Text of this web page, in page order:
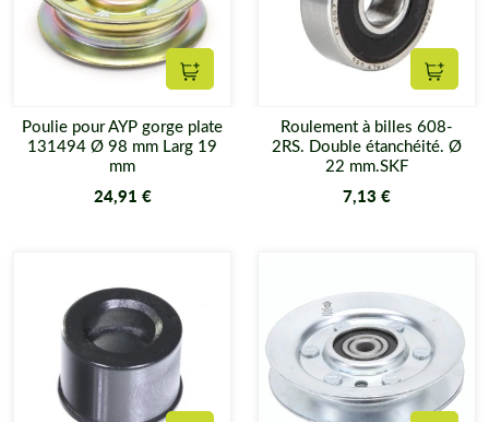
Ajouter au panier
Poulie pour AYP gorge plate
131494 Ø 98 mm Larg 19
mm
24,91 €
Roulement à billes 608-
2RS. Double étanchéité. Ø
22 mm.SKF
7,13 €